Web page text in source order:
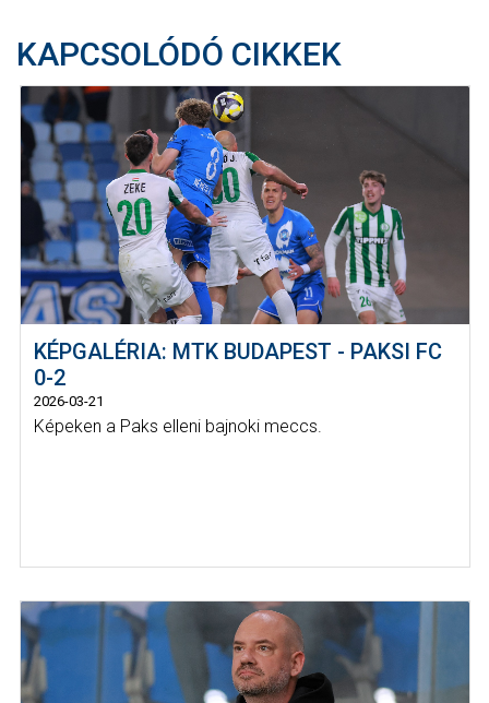
KAPCSOLÓDÓ CIKKEK
KÉPGALÉRIA: MTK BUDAPEST - PAKSI FC
0-2
2026-03-21
Képeken a Paks elleni bajnoki meccs.